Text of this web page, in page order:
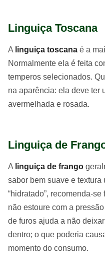
Linguiça Toscana
A linguiça toscana é a
Normalmente ela é feita
temperos selecionados.
na aparência: ela deve ter
avermelhada e rosada.
Linguiça de
A linguiça de frango
sabor bem suave e
“hidratado”, recomenda-
não estoure com a
de furos ajuda a não
dentro; o que poderia
momento do consumo.